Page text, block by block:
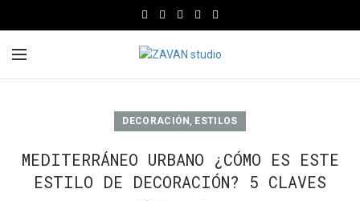
DECORACIÓN, ESTILOS
MEDITERRÁNEO URBANO ¿CÓMO ES ESTE
ESTILO DE DECORACIÓN? 5 CLAVES